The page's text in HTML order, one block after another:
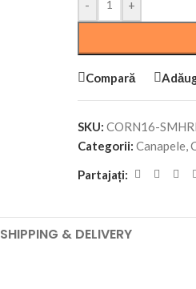
- +
Compară
SKU: CORN16-
Categorii: Canapele,
Partajați:
SHIPPING & DELIVERY